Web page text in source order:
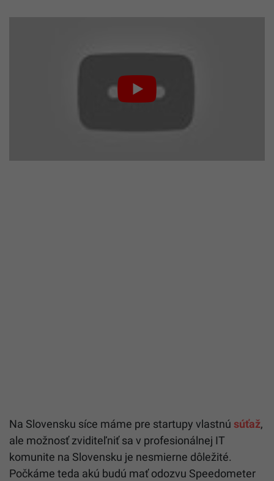
Na Slovensku síce máme pre startupy vlastnú súťaž,
ale možnosť zviditeľniť sa v profesionálnej IT
komunite na Slovensku je nesmierne dôležité.
Počkáme teda akú budú mať odozvu Speedometer